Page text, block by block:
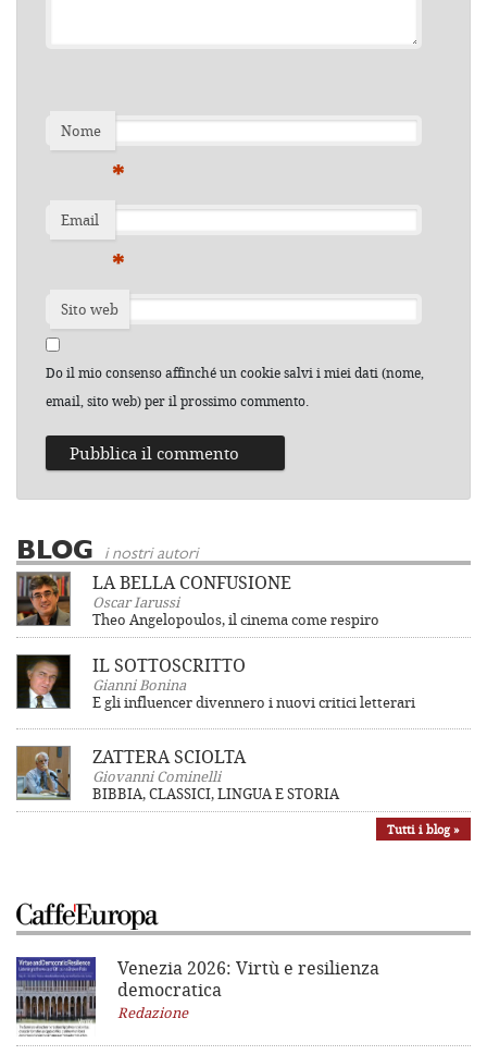
Nome
*
Email
*
Sito web
Do il mio consenso affinché un cookie salvi i miei dati (nome,
email, sito web) per il prossimo commento.
BLOG i nostri autori
LA BELLA CONFUSIONE
Oscar Iarussi
Theo Angelopoulos, il cinema come respiro
IL SOTTOSCRITTO
Gianni Bonina
E gli influencer divennero i nuovi critici letterari
ZATTERA SCIOLTA
Giovanni Cominelli
BIBBIA, CLASSICI, LINGUA E STORIA
Tutti i blog »
Venezia 2026: Virtù e resilienza
democratica
Redazione